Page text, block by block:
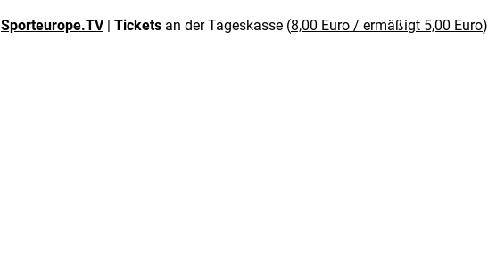
Sporteurope.TV| Tickets an der Tageskasse (8,00 Euro / ermäßigt 5,00 Euro)